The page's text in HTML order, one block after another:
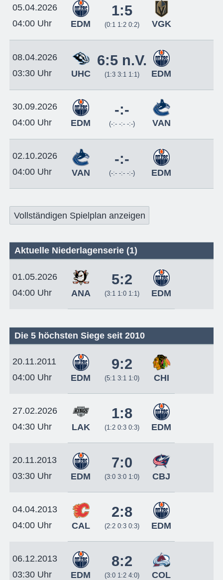
05.04.2026
04:00 Uhr
EDM
1:5
(0:1 1:2 0:2) VGK
08.04.2026
03:30 Uhr
UHC
6:5 n.V.
(1:3 3:1 1:1) EDM
30.09.2026
04:00 Uhr
EDM
-:-
(-:- -:- -:-) VAN
02.10.2026
04:00 Uhr
VAN
-:-
(-:- -:- -:-) EDM
Vollständigen Spielplan anzeigen
Aktuelle Niederlagenserie (1)
01.05.2026
04:00 Uhr
ANA
5:2
(3:1 1:0 1:1) EDM
Die 5 höchsten Siege seit 2010
20.11.2011
04:00 Uhr
EDM
9:2
(5:1 3:1 1:0) CHI
27.02.2026
04:30 Uhr
LAK
1:8
(1:2 0:3 0:3) EDM
20.11.2013
03:30 Uhr
EDM
7:0
(3:0 3:0 1:0) CBJ
04.04.2013
04:00 Uhr
CAL
2:8
(2:2 0:3 0:3) EDM
06.12.2013
03:30 Uhr
EDM
8:2
(3:0 1:2 4:0) COL